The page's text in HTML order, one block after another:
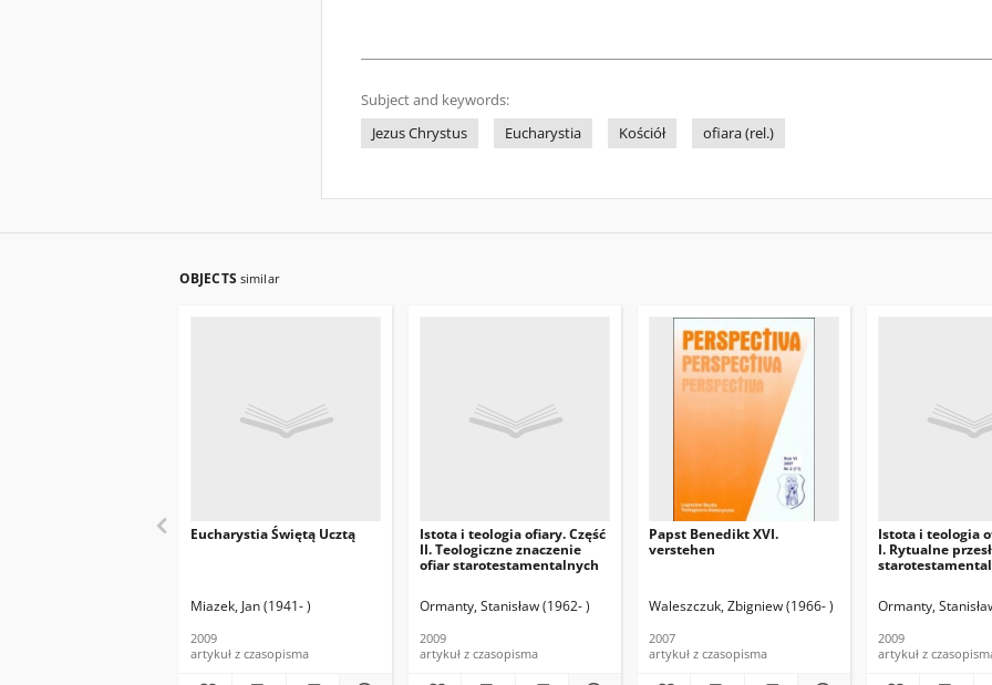
Subject and keywords:
Jezus Chrystus
Eucharystia Kościół ofiara (rel.)
OBJECTS similar
Eucharystia Świętą Ucztą
Miazek, Jan (1941- )
2009
artykuł z czasopisma
Istota i teologia ofiary. Część
II. Teologiczne znaczenie
ofiar starotestamentalnych
Ormanty, Stanisław (1962- )
2009
artykuł z czasopisma
Papst Benedikt XVI.
verstehen
Waleszczuk, Zbigniew (1966- )
2007
artykuł z czasopisma
Istota i teologia
I. Rytualne
Ormanty,
2009
artykuł z